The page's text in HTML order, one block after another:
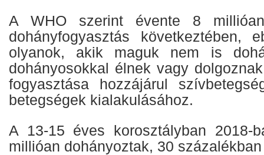
A WHO szerint évente 8
dohányfogyasztás következtében,
olyanok, akik maguk nem is
dohányosokkal élnek vagy
fogyasztása hozzájárul
betegségek kialakulásához.
A 13-15 éves korosztályban 2018-
millióan dohányoztak, 30